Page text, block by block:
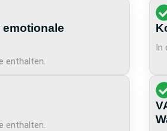
emotionale
enthalten.
In
enthalten.